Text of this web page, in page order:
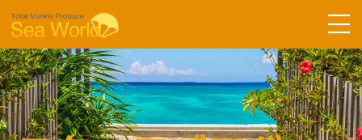
Sea Worldについて
コース紹介